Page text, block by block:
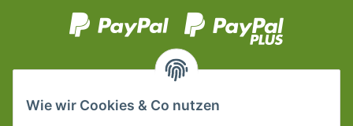
Wie wir Cookies & Co nutzen